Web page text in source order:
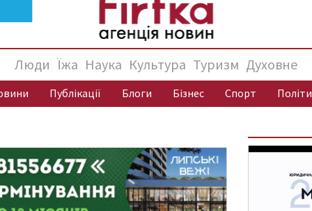
Люди Їжа Наука Культура Туризм Духовне
Публікації Блоги Бізнес Спорт